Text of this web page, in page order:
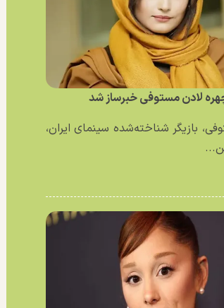
لادن مستوفی خبرساز شد
بازیگر شناخته‌شده سینمای ایران،